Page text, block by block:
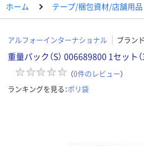
ホーム テープ/梱包資材/店舗用品
アルフォーインターナショナル ブランド
重量パック（S） 006689800 1セット
（0件のレビュー）
ランキングを見る：ポリ袋